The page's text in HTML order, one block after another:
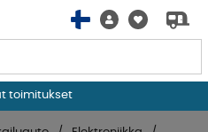
toimitukset